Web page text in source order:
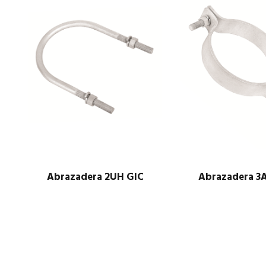
Abrazadera 2UH GIC Abrazadera